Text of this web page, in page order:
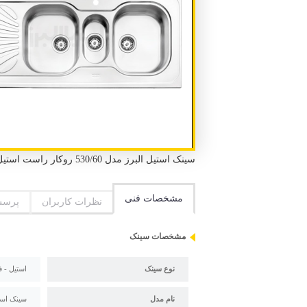
سینک استیل البرز مدل 530/60 روکار راست استیل - فانتزی روکار 3 لگن 1 سینی طول 140 سانتیمتر عرض 60 سانتیمتر
مشخصات فنی نظرات کاربران
مشخصات سینک
نوع سینک استیل -
نام مدل سینک استیل